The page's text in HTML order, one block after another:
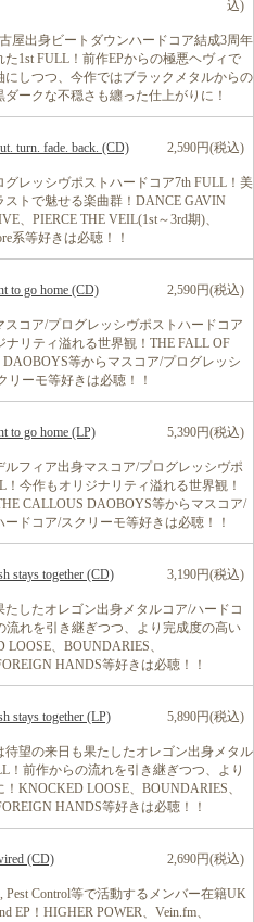
込)
屋出身ビートダウンハードコア結成3周年
1st FULL！前作EPからの極悪ヘヴィで
にしつつ、今作ではブラックメタルからの
ークな不穏さも纏った仕上がりに！
turn. fade. back. (CD) 2,590円(税込)
グレッシヴポストハードコア7th FULL！美
ストで魅せる楽曲群！DANCE GAVIN
、PIERCE THE VEIL(1st～3rd期)、
系等好きは必聴！！
to go home (CD) 2,590円(税込)
スコア/プログレッシヴポストハードコア
ナリティ溢れる世界観！THE FALL OF
等からマスコア/プログレッシ
リーモ等好きは必聴！！
to go home (LP) 5,390円(税込)
フィア出身マスコア/プログレッシヴポ
！今作もオリジナリティ溢れる世界観！
CALLOUS DAOBOYS等からマスコア/
ドコア/スクリーモ等好きは必聴！！
stays together (CD) 3,190円(税込)
したオレゴン出身メタルコア/ハードコ
流れを引き継ぎつつ、より完成度の高い
、BOUNDARIES、
HANDS等好きは必聴！！
stays together (LP) 5,890円(税込)
望の来日も果たしたオレゴン出身メタル
！前作からの流れを引き継ぎつつ、より
KNOCKED LOOSE、BOUNDARIES、
HANDS等好きは必聴！！
(CD) 2,690円(税込)
Pest Control等で活動するメンバー在籍UK
EP！HIGHER POWER、Vein.fm、